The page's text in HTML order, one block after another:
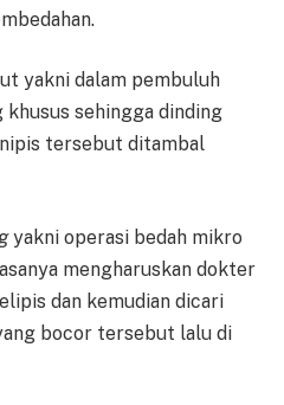
yakni dalam pembuluh
khusus sehingga dinding
tersebut ditambal
yakni operasi bedah mikro
mengharuskan dokter
dan kemudian dicari
bocor tersebut lalu di